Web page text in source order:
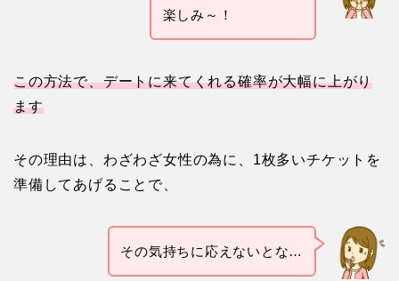
楽しみ～！
この方法で、デートに来てくれる確率が大幅に上がり
ます
その理由は、わざわざ女性の為に、1枚多いチケットを
準備してあげることで、
その気持ちに応えないとな…